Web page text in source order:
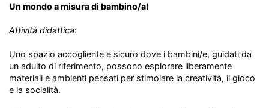
Un mondo a misura di bambino/a!
Attività didattica:
Uno spazio accogliente e sicuro dove i bambini/e, guidati da
un adulto di riferimento, possono esplorare liberamente
materiali e ambienti pensati per stimolare la creatività, il gioco
e la socialità.